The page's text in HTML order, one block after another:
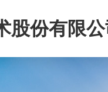
股份有限